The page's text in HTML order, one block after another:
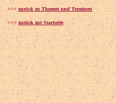
>>>zurück zu Themen und Terminen
>>>zurück zur Startseite